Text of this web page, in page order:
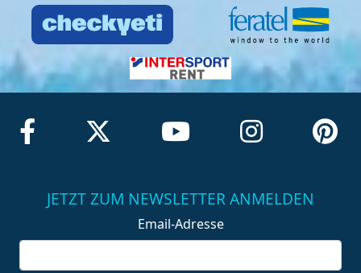
JETZT ZUM NEWSLETTER ANMELDEN
Email-Adresse